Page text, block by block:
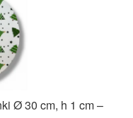
Ø 30 cm, h 1 cm –